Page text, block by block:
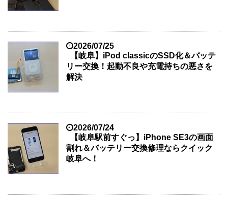
2026/07/25
【岐阜】iPod classicのSSD化＆バッテ
リー交換！起動不良や充電持ちの悪さを
解決
2026/07/24
【岐阜駅前すぐっ】iPhone SE3の画面
割れ＆バッテリー交換修理ならクイック
岐阜へ！